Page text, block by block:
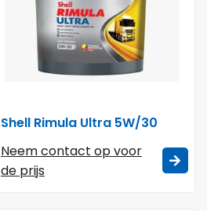
Shell Rimula Ultra 5W/30
Neem contact op voor
de prijs